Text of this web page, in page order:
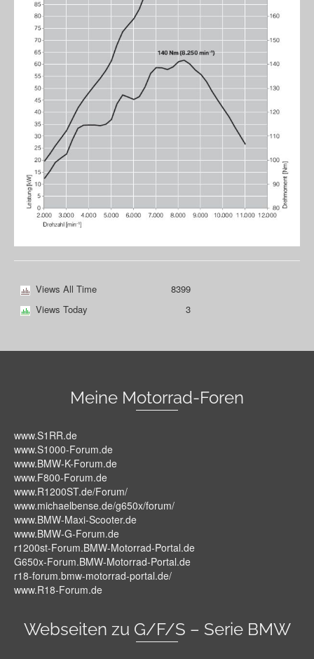
Views All Time
8399
Views Today
3
Meine Motorrad-Foren
www.S1RR.de
www.S1000-Forum.de
www.BMW-K-Forum.de
www.F800-Forum.de
www.R1200ST.de/Forum/
www.michaelbense.de/g650x/forum/
www.BMW-Maxi-Scooter.de
www.BMW-G-Forum.de
r1200st-Forum.BMW-Motorrad-Portal.de
G650x-Forum.BMW-Motorrad-Portal.de
r18-forum.bmw-motorrad-portal.de/
www.R18-Forum.de
Webseiten zu G/F/S – Serie BMW